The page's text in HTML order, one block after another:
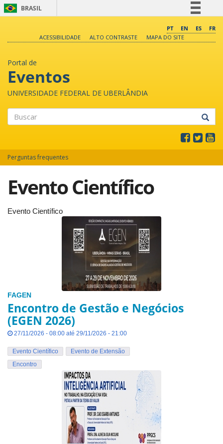
BRASIL
Comunica BR
PT EN ES
FR
ACESSIBILIDADE
ALTO CONTRASTE MAPA DO SITE
Portal de
Eventos
UNIVERSIDADE FEDERAL DE UBERLÂNDIA
Perguntas frequentes
Evento Científico
Evento Científico
FAGEN
Encontro de Gestão e Negócios
(EGEN 2026)
27/11/2026 - 08:00 até 29/11/2026 - 21:00
Evento Científico
Evento de Extensão
Encontro